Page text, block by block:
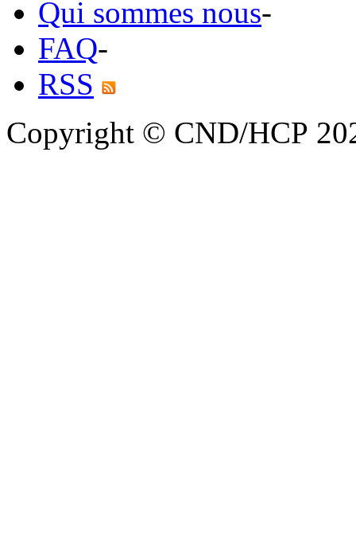
Qui sommes nous-
FAQ-
RSS
Copyright © CND/HCP